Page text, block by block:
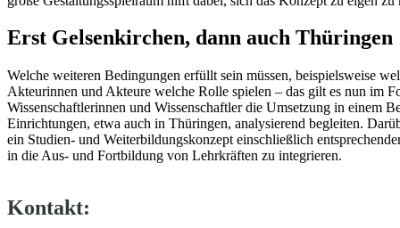
Erst Gelsenkirchen, dann auch Thüringen
Welche weiteren Bedingungen erfüllt sein müssen, beispielsweise
Akteurinnen und Akteure welche Rolle spielen – das gilt es nun im
Wissenschaftlerinnen und Wissenschaftler die Umsetzung in einem
Einrichtungen, etwa auch in Thüringen, analysierend begleiten.
ein Studien- und Weiterbildungskonzept einschließlich
in die Aus- und Fortbildung von Lehrkräften zu integrieren.
Kontakt: